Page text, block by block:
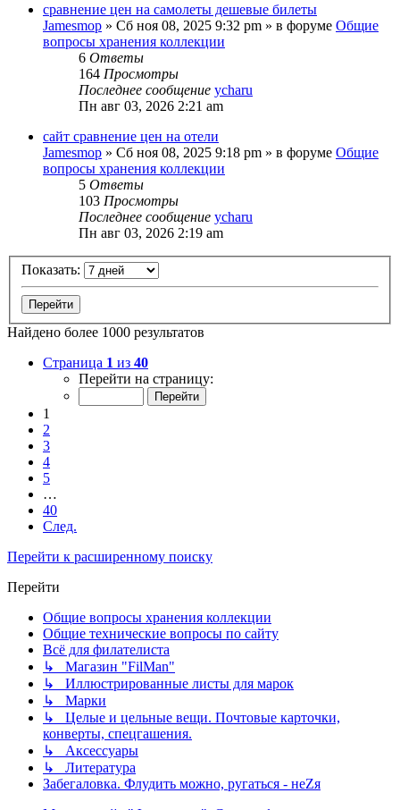
сравнение цен на самолеты дешевые билеты
Jamesmop » Сб ноя 08, 2025 9:32 pm » в форуме Общие
вопросы хранения коллекции
6 Ответы
164 Просмотры
Последнее сообщение ycharu
Пн авг 03, 2026 2:21 am
сайт сравнение цен на отели
Jamesmop » Сб ноя 08, 2025 9:18 pm » в форуме Общие
вопросы хранения коллекции
5 Ответы
103 Просмотры
Последнее сообщение ycharu
Пн авг 03, 2026 2:19 am
Показать:
Найдено более 1000 результатов
Страница 1 из 40
Перейти на страницу:
1
2
3
4
5
…
40
След.
Перейти к расширенному поиску
Перейти
Общие вопросы хранения коллекции
Общие технические вопросы по сайту
Всё для филателиста
↳ Магазин "FilMan"
↳ Иллюстрированные листы для марок
↳ Марки
↳ Целые и цельные вещи. Почтовые карточки,
конверты, спецгашения.
↳ Аксессуары
↳ Литература
Забегаловка. Флудить можно, ругаться - неZя